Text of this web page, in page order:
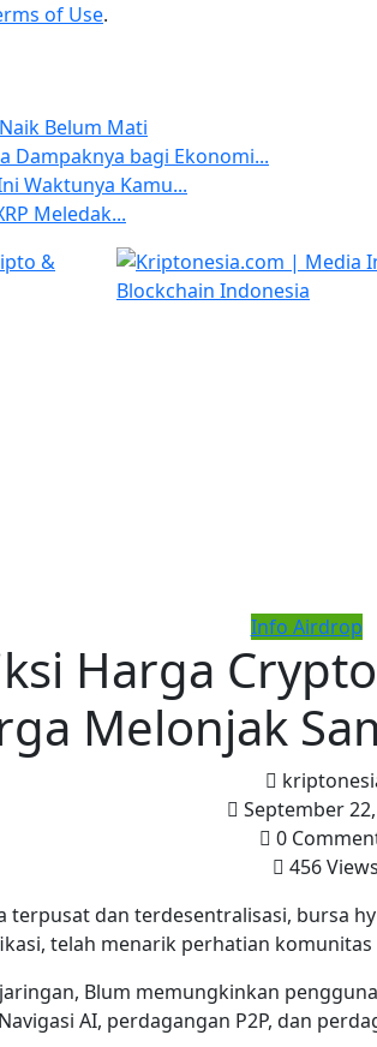
of Use.
Belum Mati
Dampaknya bagi Ekonomi...
Waktunya Kamu...
Meledak...
Info Airdrop
Harga
Melonjak
September
0
456 Views
terpusat dan terdesentralisasi, bursa
telah menarik perhatian
Blum memungkinkan
AI, perdagangan P2P, dan